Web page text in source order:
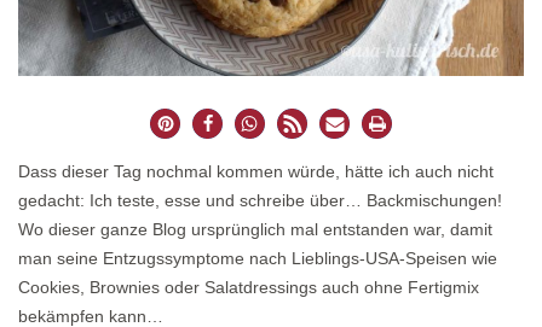
Dass dieser Tag nochmal kommen würde, hätte ich auch nicht
gedacht: Ich teste, esse und schreibe über… Backmischungen!
Wo dieser ganze Blog ursprünglich mal entstanden war, damit
man seine Entzugssymptome nach Lieblings-USA-Speisen wie
Cookies, Brownies oder Salatdressings auch ohne Fertigmix
bekämpfen kann…